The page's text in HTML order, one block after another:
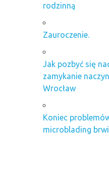
rodzinną
Zauroczenie.
Jak pozbyć się
zamykanie
Wrocław
Koniec
microblading